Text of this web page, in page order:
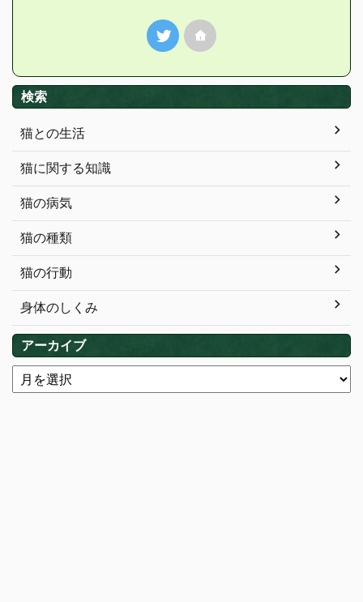
検索
猫との生活
猫に関する知識
猫の病気
猫の種類
猫の行動
身体のしくみ
アーカイブ